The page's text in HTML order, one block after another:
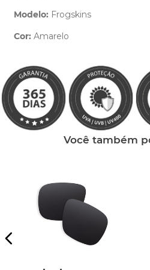
Modelo: Frogskins
Cor: Amarelo
Você também